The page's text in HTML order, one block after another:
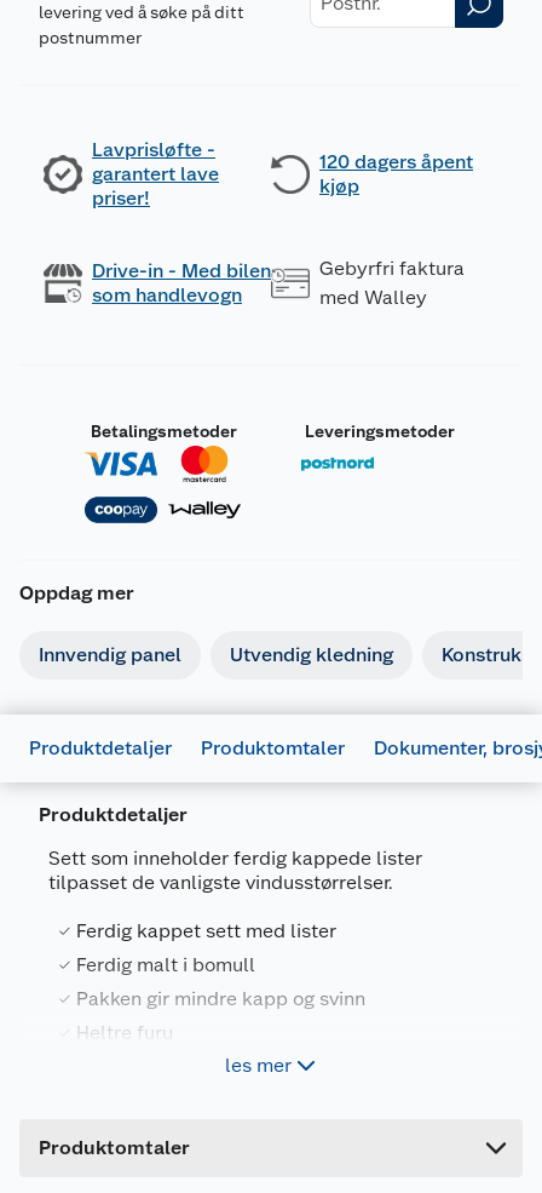
levering ved å søke på ditt
postnummer
Lavprisløfte -
garantert lave
priser!
120 dagers åpent
kjøp
Drive-in - Med bilen
som handlevogn
Gebyrfri faktura
med Walley
Betalingsmetoder Leveringsmetoder
Oppdag mer
Innvendig panel Utvendig kledning
Produktdetaljer Produktomtaler Dokumenter,
Produktdetaljer
Sett som inneholder ferdig kappede lister
tilpasset de vanligste vindusstørrelser.
Ferdig kappet sett med lister
Ferdig malt i bomull
Pakken gir mindre kapp og svinn
Heltre furu
les mer
Produktomtaler
Produktdatablad
681542_7070756047157_.pdf
Last ned / vis datablad
Generelt
Artikkelnummer
Leverandørens artikkelnummer
Bruttovekt